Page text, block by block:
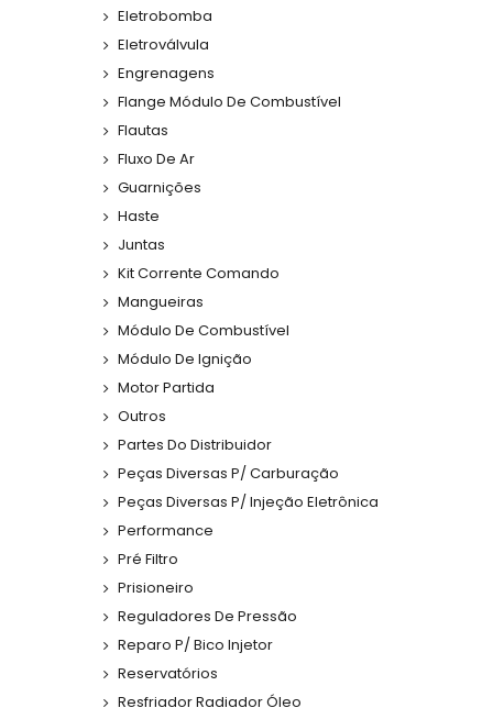
Eletrobomba
Eletroválvula
Engrenagens
Flange Módulo De Combustível
Flautas
Fluxo De Ar
Guarnições
Haste
Juntas
Kit Corrente Comando
Mangueiras
Módulo De Combustível
Módulo De Ignição
Motor Partida
Outros
Partes Do Distribuidor
Peças Diversas P/ Carburação
Peças Diversas P/ Injeção Eletrônica
Performance
Pré Filtro
Prisioneiro
Reguladores De Pressão
Reparo P/ Bico Injetor
Reservatórios
Resfriador Radiador Óleo